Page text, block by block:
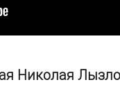
Николая